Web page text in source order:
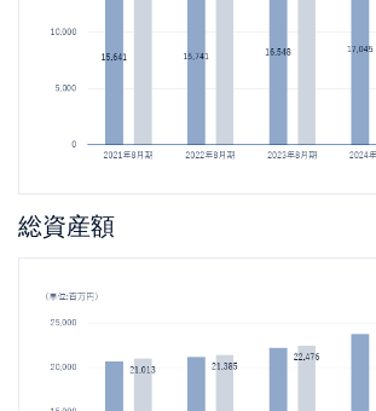
総資産額